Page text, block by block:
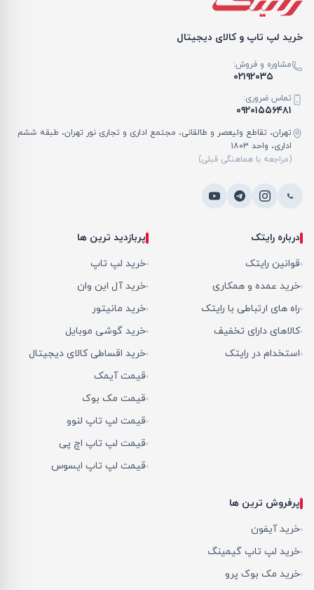
خرید لپ تاپ و کالای دیجیتال
مشاوره و فروش:
۰۲۱۹۲۰۳۵
تماس ضروری:
۰۹۲۰۱۵۵۶۴۸۱
تهران، تقاطع ولیعصر و طالقانی، مجتمع اداری و تجاری نور تهران، طبقه ششم
اداری، واحد ۱۸۰۳
(مراجعه با هماهنگی قبلی)
درباره رایتک
قوانین رایتک
خرید عمده و همکاری
راه های ارتباطی با رایتک
کالاهای دارای تخفیف
استخدام در رایتک
پربازدید ترین ها
خرید لپ تاپ
خرید آل این وان
خرید مانیتور
خرید گوشی موبایل
خرید اقساطی کالای دیجیتال
قیمت آیمک
قیمت مک بوک
قیمت لپ تاپ لنوو
قیمت لپ تاپ اچ پی
قیمت لپ تاپ ایسوس
پرفروش ترین ها
خرید آیفون
خرید لپ تاپ گیمینگ
خرید مک بوک پرو